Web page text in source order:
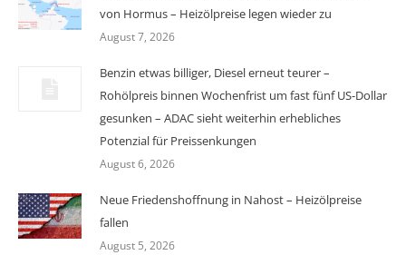
von Hormus – Heizölpreise legen wieder zu
August 7, 2026
Benzin etwas billiger, Diesel erneut teurer –
Rohölpreis binnen Wochenfrist um fast fünf US-Dollar
gesunken – ADAC sieht weiterhin erhebliches
Potenzial für Preissenkungen
August 6, 2026
Neue Friedenshoffnung in Nahost – Heizölpreise
fallen
August 5, 2026